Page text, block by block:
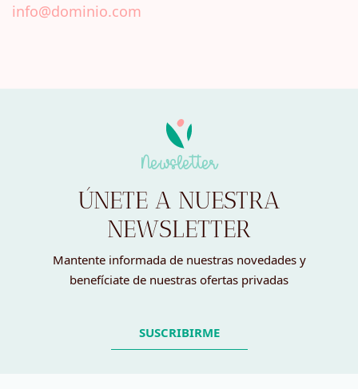
info@dominio.com
Newsletter
ÚNETE A NUESTRA
NEWSLETTER
Mantente informada de nuestras novedades y
benefíciate de nuestras ofertas privadas
SUSCRIBIRME